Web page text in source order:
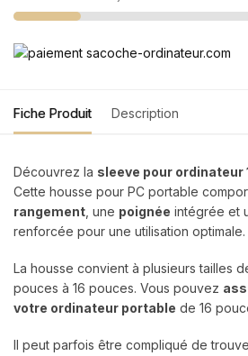
Fiche Produit Description
Découvrez la sleeve pour ordinateur
Cette housse pour PC portable
rangement , une poignée intégrée et
renforcée pour une utilisation optimale.
La housse convient à plusieurs tailles
pouces à 16 pouces. Vous pouvez
votre ordinateur portable de 16
Il peut parfois être compliqué de